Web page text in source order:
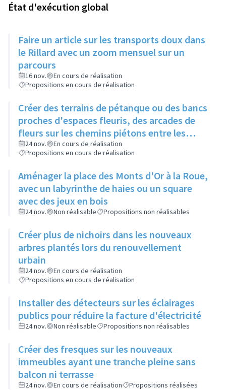
État d'exécution global
Faire un article sur les transports doux dans
le Rillard avec un zoom mensuel sur un
parcours
16 nov.
En cours de réalisation
Propositions en cours de réalisation
Créer des terrains de pétanque ou des bancs
proches d'espaces fleuris, des arcades de
fleurs sur les chemins piétons entre les
immeubles
24 nov.
En cours de réalisation
Propositions en cours de réalisation
Aménager la place des Monts d'Or à la Roue,
avec un labyrinthe de haies ou un square
avec des jeux en bois
24 nov. Non réalisable Propositions non réalisables
Créer plus de nichoirs dans les nouveaux
arbres plantés lors du renouvellement
urbain
24 nov.
En cours de réalisation
Propositions en cours de réalisation
Installer des détecteurs sur les éclairages
publics pour réduire la facture d'électricité
24 nov. Non réalisable Propositions non réalisables
Créer des fresques sur les nouveaux
immeubles ayant une tranche pleine sans
balcon ni terrasse
24 nov. En cours de réalisation Propositions réalisées